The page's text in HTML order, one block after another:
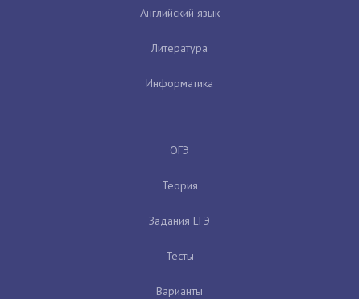
Английский язык
Литература
Информатика
ОГЭ
Теория
Задания ЕГЭ
Тесты
Варианты